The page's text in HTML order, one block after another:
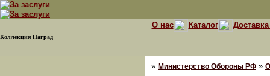
Коллекция Наград
О нас Каталог
» Министерство Обороны РФ »